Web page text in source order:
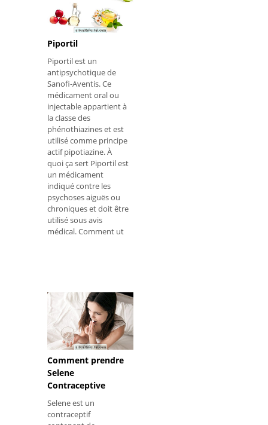
Piportil
Piportil est un
antipsychotique de
Sanofi-Aventis. Ce
médicament oral ou
injectable appartient à
la classe des
phénothiazines et est
utilisé comme principe
actif pipotiazine. À
quoi ça sert Piportil est
un médicament
indiqué contre les
psychoses aiguës ou
chroniques et doit être
utilisé sous avis
médical. Comment ut
Comment prendre
Selene
Contraceptive
Selene est un
contraceptif